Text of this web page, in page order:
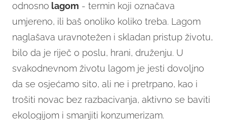
odnosno lagom - termin koji označava
umjereno, ili baš onoliko koliko treba. Lagom
naglašava uravnotežen i skladan pristup životu,
bilo da je riječ o poslu, hrani, druženju. U
svakodnevnom životu lagom je jesti dovoljno
da se osjećamo sito, ali ne i pretrpano, kao i
trošiti novac bez razbacivanja, aktivno se baviti
ekologijom i smanjiti konzumerizam.